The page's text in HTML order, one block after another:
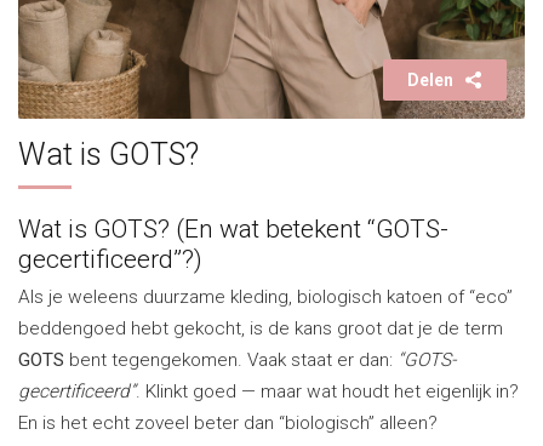
Delen
Wat is GOTS?
Wat is GOTS? (En wat betekent “GOTS-
gecertificeerd”?)
Als je weleens duurzame kleding, biologisch katoen of “eco”
beddengoed hebt gekocht, is de kans groot dat je de term
GOTS bent tegengekomen. Vaak staat er dan: “GOTS-
gecertificeerd”. Klinkt goed — maar wat houdt het eigenlijk in?
En is het echt zoveel beter dan “biologisch” alleen?